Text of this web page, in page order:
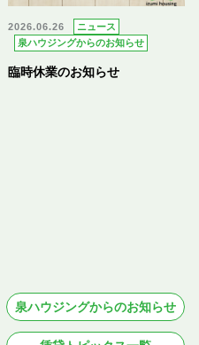
2026.06.26
ニュース
泉ハウジングからのお知らせ
臨時休業のお知らせ
泉ハウジングからのお知らせ